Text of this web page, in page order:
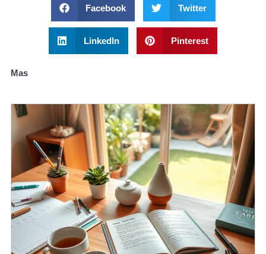
Facebook Twitter
LinkedIn Pinterest
Mas